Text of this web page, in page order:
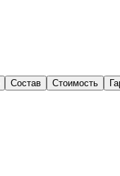
Состав Стоимость